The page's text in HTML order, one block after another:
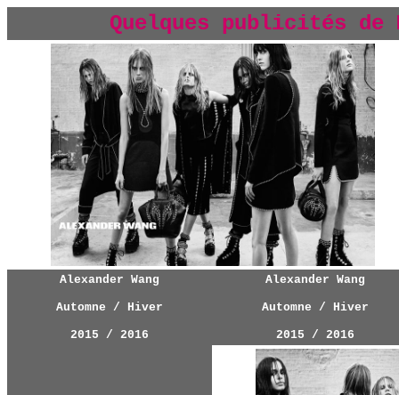
Quelques publicités de
Alexander Wang
Automne / Hiver
2015 / 2016
Alexander Wang
Automne / Hiver
2015 / 2016